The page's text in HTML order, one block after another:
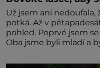
Už jsem ani
potká. Až v
pohled. Poprvé jsem
Oba jsme byli mladí a
zaopatřený mladý